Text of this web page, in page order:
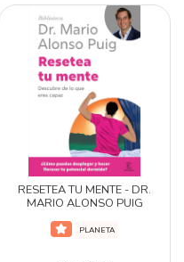
RESETEA TU MENTE - DR.
MARIO ALONSO PUIG
PLANETA